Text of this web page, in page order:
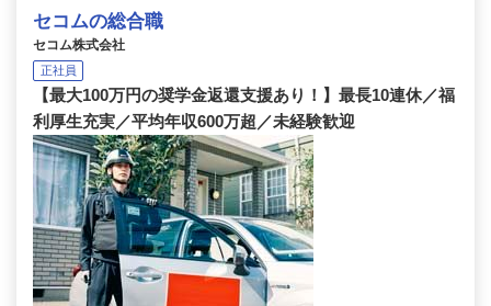
セコムの総合職
セコム株式会社
正社員
【最大100万円の奨学金返還支援あり！】最長10連休／福
利厚生充実／平均年収600万超／未経験歓迎